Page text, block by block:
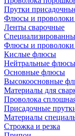
Прутки
Флюсы и проволоки
Ленты сварочные
Флюсы и проволоки
Кислые флюсы
Нейтральные флюсы
Основные флюсы
Высокоосновные
Материалы для
Проволока
Присадочные
Материалы
Строжка и резка